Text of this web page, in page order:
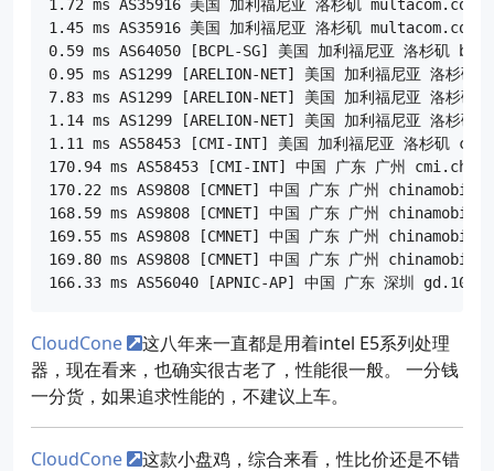
1.72 ms AS35916 美国 加利福尼亚 洛杉矶 multacom.com
1.45 ms AS35916 美国 加利福尼亚 洛杉矶 multacom.com
0.59 ms AS64050 [BCPL-SG] 美国 加利福尼亚 洛杉矶
0.95 ms AS1299 [ARELION-NET] 美国 加利福尼亚 洛杉
7.83 ms AS1299 [ARELION-NET] 美国 加利福尼亚 洛杉
1.14 ms AS1299 [ARELION-NET] 美国 加利福尼亚 洛杉
1.11 ms AS58453 [CMI-INT] 美国 加利福尼亚 洛杉矶
170.94 ms AS58453 [CMI-INT] 中国 广东 广州
170.22 ms AS9808 [CMNET] 中国 广东 广州
168.59 ms AS9808 [CMNET] 中国 广东 广州
169.55 ms AS9808 [CMNET] 中国 广东 广州
169.80 ms AS9808 [CMNET] 中国 广东 广州
CloudCone
这八年来一直都是用着intel E5系列处理
器，现在看来，也确实很古老了，性能很一般。 一分钱
一分货，如果追求性能的，不建议上车。
CloudCone
这款小盘鸡，综合来看，性比价还是不错